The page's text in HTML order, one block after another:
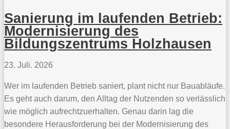
Sanierung im laufenden Betrieb:
Modernisierung des
Bildungszentrums Holzhausen
23. Juli. 2026
Wer im laufenden Betrieb saniert, plant nicht nur Bauabläufe.
Es geht auch darum, den Alltag der Nutzenden so verlässlich
wie möglich aufrechtzuerhalten. Genau darin lag die
besondere Herausforderung bei der Modernisierung des